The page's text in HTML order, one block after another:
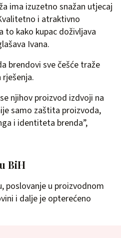
ima izuzetno snažan utjecaj
i atraktivno
to kako kupac doživljava
Ivana.
brendovi sve češće traže
njihov proizvod izdvoji na
samo zaštita proizvoda,
i identiteta brenda”,
BiH
poslovanje u proizvodnom
i dalje je opterećeno